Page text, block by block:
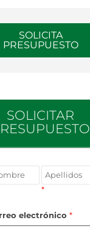
SOLICITA
PRESUPUESTO
SOLICITAR
*
electrónico *